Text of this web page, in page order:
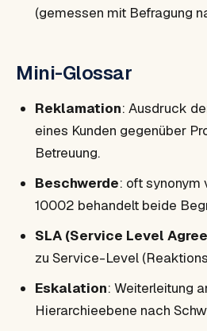
(gemessen mit Befragung
Mini-Glossar
Reklamation: Ausdruck
eines Kunden gegenüber
Betreuung.
Beschwerde: oft synonym
10002 behandelt beide
SLA (Service Level
zu Service-Level
Eskalation: Weiterleitung
Hierarchieebene nach